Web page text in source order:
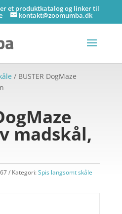
er et produktkatalog og linker til
kontakt@zoomumba.dk
/ BUSTER DogMaze
madskål,
Kategori:Spis langsomt skåle